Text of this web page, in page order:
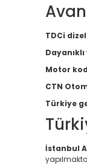
TDCi
Motor
CTN
Türkiye
İstanbul